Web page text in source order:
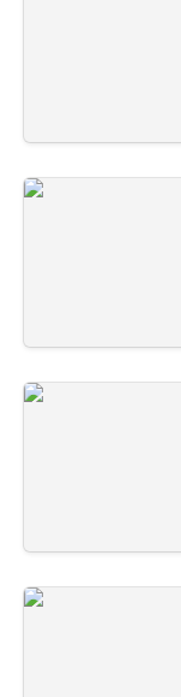
五十里-写真-4
五十里-写真-7
五十里-写真-9